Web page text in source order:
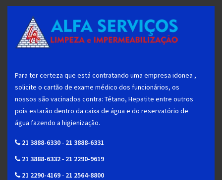
Para ter certeza que está contratando uma empresa idonea ,
solicite o cartão de exame médico dos funcionários, os
nossos são vacinados contra: Tétano, Hepatite entre outros
pois estarão dentro da caixa de água e do reservatório de
água fazendo a higienização.
21 3888-6330- 21 3888-6331
21 3888-6332- 21 2290-9619
21 2290-4169- 21 2564-8800